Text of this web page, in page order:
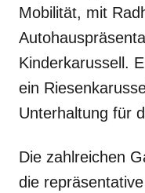
Mobilität, mit
Kinderkarussell.
ein
Unterhaltung für
Die zahlreichen
die